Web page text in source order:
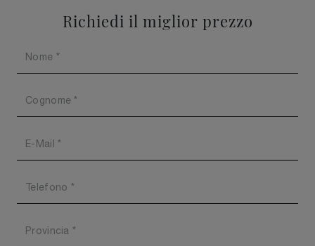
Richiedi il miglior prezzo